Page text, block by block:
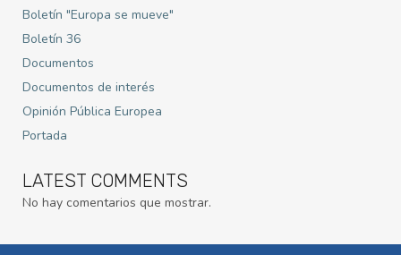
Boletín "Europa se mueve"
Boletín 36
Documentos
Documentos de interés
Opinión Pública Europea
Portada
LATEST COMMENTS
No hay comentarios que mostrar.